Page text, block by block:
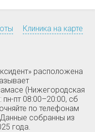
Клиника на карте
расположена
(Нижегородская
пт 08:00–20:00, сб
по телефонам
собранны из
года.